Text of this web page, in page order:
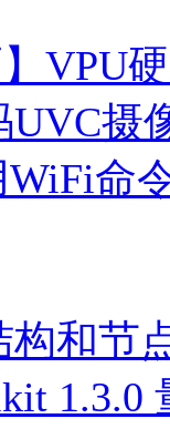
VPU
UVC摄
WiFi命
和节
1.3.0